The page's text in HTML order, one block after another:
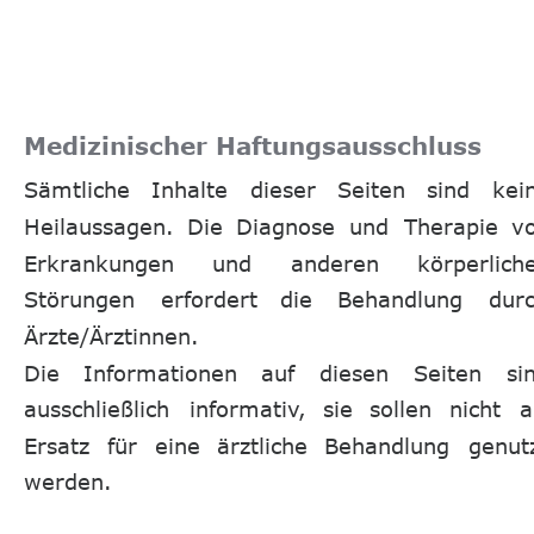
Medizinischer Haftungsausschluss
Sämtliche Inhalte dieser Seiten sind
Heilaussagen.
Die Diagnose und Therapie
Erkrankungen
und anderen
Störungen
erfordert die Behandlung
Ärzte/Ärztinnen.
Die
Informationen auf diesen Seiten
ausschließlich
informativ, sie sollen nicht
Ersatz
für eine ärztliche Behandlung
werden.